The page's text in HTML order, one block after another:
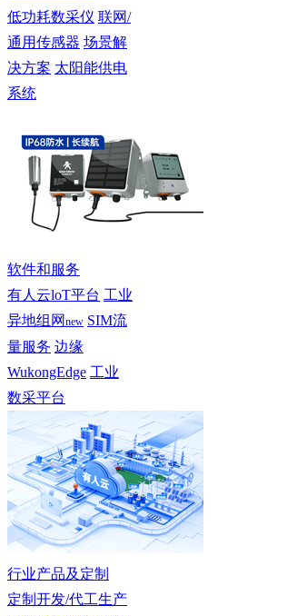
低功耗数采仪 联网/
通用传感器 场景解
决方案 太阳能供电
系统
软件和服务
有人云loT平台 工业
异地组网 new SIM流
量服务 边缘
WukongEdge 工业
数采平台
行业产品及定制
定制开发/代工生产